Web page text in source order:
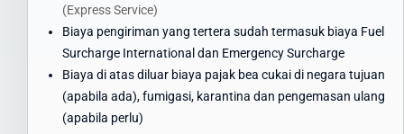
Waktu Pengiriman Paket ke Cyprus yang
Dapat Diandalkan
Waktu pengiriman paket ke Cyprus menjadi perhatian utama bagi
banyak pengirim. Intrasia.id menawarkan estimasi waktu
pengiriman yang dapat diandalkan:
(Express Service)
Biaya pengiriman yang tertera sudah termasuk biaya Fuel
Surcharge International dan Emergency Surcharge
Biaya di atas diluar biaya pajak bea cukai di negara tujuan
(apabila ada), fumigasi, karantina dan pengemasan ulang
(apabila perlu)